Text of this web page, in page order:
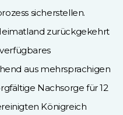
sicherstellen.
zurückgekehrt
aus mehrsprachigen
Nachsorge für 12
Königreich